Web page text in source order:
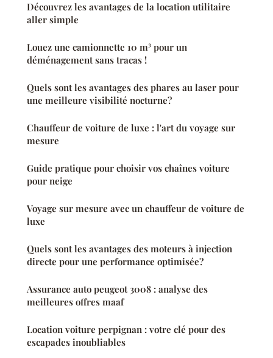
Découvrez les avantages de la location utilitaire
aller simple
Louez une camionnette 10 m³ pour un
déménagement sans tracas !
Quels sont les avantages des phares au laser pour
une meilleure visibilité nocturne?
Chauffeur de voiture de luxe : l'art du voyage sur
mesure
Guide pratique pour choisir vos chaînes voiture
pour neige
Voyage sur mesure avec un chauffeur de voiture de
luxe
Quels sont les avantages des moteurs à injection
directe pour une performance optimisée?
Assurance auto peugeot 3008 : analyse des
meilleures offres maaf
Location voiture perpignan : votre clé pour des
escapades inoubliables